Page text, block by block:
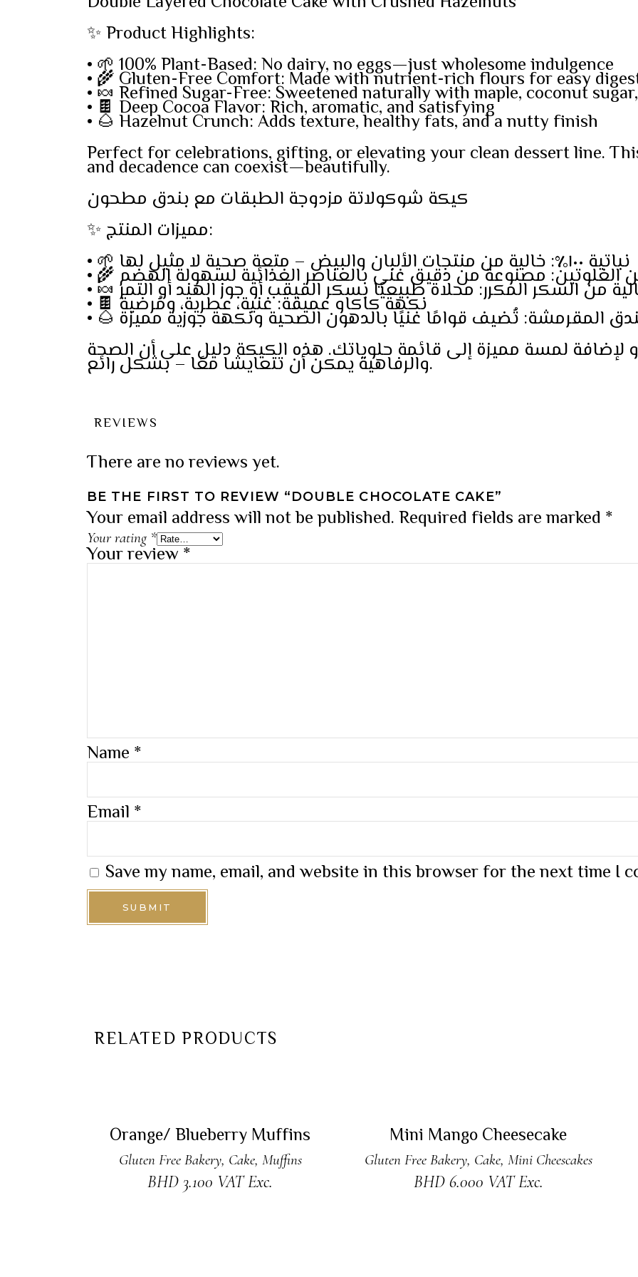
✨ Product Highlights:
• 🌱 100% Plant-Based: No dairy, no eggs—just wholesome indulgence
• 🌾 Gluten-Free Comfort: Made with nutrient-rich flours for easy
• 🍬 Refined Sugar-Free: Sweetened naturally with maple, coconut
• 🍫 Deep Cocoa Flavor: Rich, aromatic, and satisfying
• 🌰 Hazelnut Crunch: Adds texture, healthy fats, and a nutty finish
Perfect for celebrations, gifting, or elevating your clean dessert line.
and decadence can coexist—beautifully.
كيكة شوكولاتة مزدوجة الطبقات مع بندق مطحون
✨ مميزات المنتج:
• 🌱 نباتية ١٠٠٪: خالية من منتجات الألبان والبيض – متعة صحية لا مثيل لها
من الغلوتين: مصنوعة من دقيق غني بالعناصر الغذائية لسهولة الهضم
خالية من السكر المكرر: محلاة طبيعيًا بسكر القيقب أو جوز الهند أو التمر
• 🍫 نكهة كاكاو عميقة: غنية، عطرية، ومُرضية
المقرمشة: تُضيف قوامًا غنيًا بالدهون الصحية ونكهة جوزية مميزة
أو لإضافة لمسة مميزة إلى قائمة حلوياتك. هذه الكيكة دليل على أن الصحة
والرفاهية يمكن أن تتعايشا معًا – بشكل رائع.
REVIEWS
There are no reviews yet.
BE THE FIRST TO REVIEW “DOUBLE CHOCOLATE CAKE”
Your email address will not be published.Required fields are marked *
Your rating *
Your review*
Name *
Email *
Save my name, email, and website in this browser for the next time I
RELATED PRODUCTS
Orange/ Blueberry Muffins
Gluten Free Bakery, Cake, Muffins
BHD 3.100 VAT Exc.
Sold
Mini Mango Cheesecake
Gluten Free Bakery, Cake, Mini Cheescakes
BHD 6.000 VAT Exc.